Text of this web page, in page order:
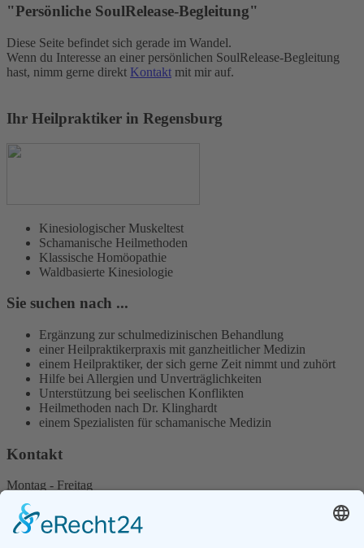
"Persönliche SoulRelease-Begleitung"
Diese Seite befindet sich gerade im Wandel.
Wenn du Interesse an einer persönlichen SoulRelease-Begleitung
hast, nimm gerne direkt Kontakt mit mir auf.
Ihr Heilpraktiker in Regensburg
Kinesiologischer Muskeltest
Schamanische Heilmethoden
Klassische Homöopathie
Waldbasierte Kinesiologie
Sie suchen nach ...
Ergänzung zur schulmedizinischen Behandlung
einer Heilpraktikerpraxis mit ganzheitlicher Medizin
einem Heilpraktiker, der sich gerne Zeit nimmt und zuhört
Hilfe bei Allergien und Unverträglichkeiten
Unterstützung bei seelischen Konflikten
Heilmethoden nach Dr. Klinghardt
einem Spezialisten für schamanische Medizin
Kontakt
Montag - Freitag
Am Litzelbach 3
93083 Obertraubling / Piesenkofen